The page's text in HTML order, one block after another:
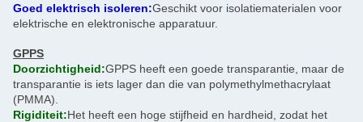
Goed elektrisch isoleren:Geschikt voor isolatiematerialen voor
elektrische en elektronische apparatuur.
GPPS
Doorzichtigheid:GPPS heeft een goede transparantie, maar de
transparantie is iets lager dan die van polymethylmethacrylaat
(PMMA).
Rigiditeit:Het heeft een hoge stijfheid en hardheid, zodat het